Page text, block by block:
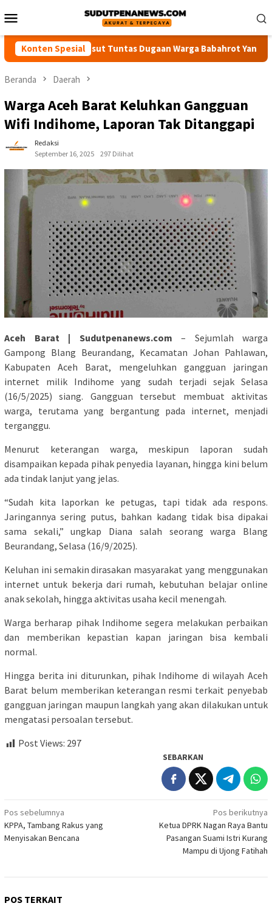
ke
Mobile
Konten Spesial
Desak Polisi Usut Tuntas Dugaan Warga Babahrot Yang Hilang
Beranda Daerah
Warga Aceh Barat Keluhkan Gangguan
Wifi Indihome, Laporan Tak Ditanggapi
Redaksi
September 16, 2025
297 Dilihat
Aceh Barat | Sudutpenanews.com – Sejumlah warga
Gampong Blang Beurandang, Kecamatan Johan Pahlawan,
Kabupaten Aceh Barat, mengeluhkan gangguan jaringan
internet milik Indihome yang sudah terjadi sejak Selasa
(16/5/2025) siang. Gangguan tersebut membuat aktivitas
warga, terutama yang bergantung pada internet, menjadi
terganggu.
Menurut keterangan warga, meskipun laporan sudah
disampaikan kepada pihak penyedia layanan, hingga kini belum
ada tindak lanjut yang jelas.
“Sudah kita laporkan ke petugas, tapi tidak ada respons.
Jaringannya sering putus, bahkan kadang tidak bisa dipakai
sama sekali,” ungkap Diana salah seorang warga Blang
Beurandang, Selasa (16/9/2025).
Keluhan ini semakin dirasakan masyarakat yang menggunakan
internet untuk bekerja dari rumah, kebutuhan belajar online
anak sekolah, hingga aktivitas usaha kecil menengah.
Warga berharap pihak Indihome segera melakukan perbaikan
dan memberikan kepastian kapan jaringan bisa kembali
normal.
Hingga berita ini diturunkan, pihak Indihome di wilayah Aceh
Barat belum memberikan keterangan resmi terkait penyebab
gangguan jaringan maupun langkah yang akan dilakukan untuk
mengatasi persoalan tersebut.
Post Views: 297
SEBARKAN
Navigasi
pos
Pos sebelumnya
KPPA, Tambang Rakus yang
Menyisakan Bencana
Pos berikutnya
Ketua DPRK Nagan Raya Bantu
Pasangan Suami Istri Kurang
Mampu di Ujong Fatihah
POS TERKAIT